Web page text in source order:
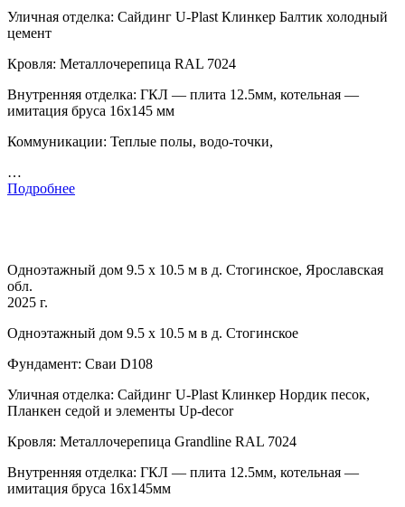
Уличная отделка: Сайдинг U-Plast Клинкер Балтик холодный
цемент
Кровля: Металлочерепица RAL 7024
Внутренняя отделка: ГКЛ — плита 12.5мм, котельная —
имитация бруса 16х145 мм
Коммуникации: Теплые полы, водо-точки,
…
Подробнее
Одноэтажный дом 9.5 х 10.5 м в д. Стогинское, Ярославская
обл.
2025 г.
Одноэтажный дом 9.5 х 10.5 м в д. Стогинское
Фундамент: Сваи D108
Уличная отделка: Сайдинг U-Plast Клинкер Нордик песок,
Планкен седой и элементы Up-decor
Кровля: Металлочерепица Grandline RAL 7024
Внутренняя отделка: ГКЛ — плита 12.5мм, котельная —
имитация бруса 16х145мм